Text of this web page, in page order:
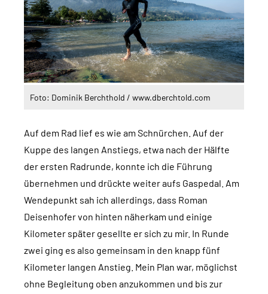
Foto: Dominik Berchthold / www.dberchtold.com
Auf dem Rad lief es wie am Schnürchen. Auf der
Kuppe des langen Anstiegs, etwa nach der Hälfte
der ersten Radrunde, konnte ich die Führung
übernehmen und drückte weiter aufs Gaspedal. Am
Wendepunkt sah ich allerdings, dass Roman
Deisenhofer von hinten näherkam und einige
Kilometer später gesellte er sich zu mir. In Runde
zwei ging es also gemeinsam in den knapp fünf
Kilometer langen Anstieg. Mein Plan war, möglichst
ohne Begleitung oben anzukommen und bis zur